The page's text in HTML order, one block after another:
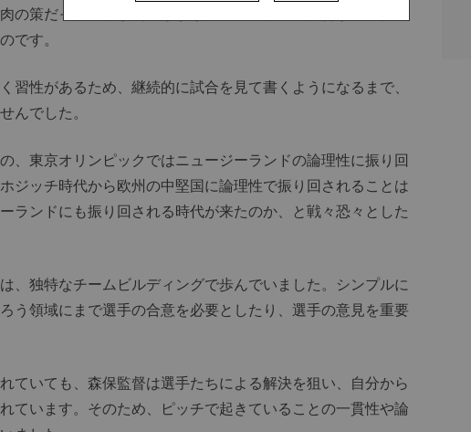
の策だったことが判明しました。日本代表の試合が良いタイ
です。
性があるため、継続的に試合を見て書くようになるまで、
んでした。
、東京オリンピックではニュージーランドの論理性に振り回
ジッチ時代から欧州の中堅国に論理性で振り回されることは
ランドにも振り回される時代が来たのか、と戦々恐々とした
、独特なチームビルディングで歩んでいました。シンプルに
う領域にまで選手の合意を必要としたり、選手の意見を重要
ていても、森保監督は選手たちによる解決を狙い、自分から
ています。そのため、ピッチで起きていることの一貫性や論